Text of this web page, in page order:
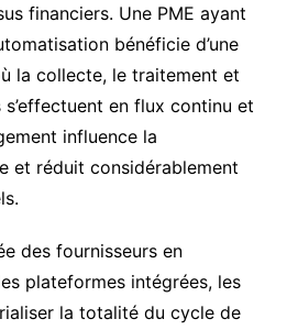
financiers. Une PME ayant
bénéficie d’une
la collecte, le traitement et
s’effectuent en flux continu et
influence la
et réduit considérablement
des fournisseurs en
plateformes intégrées, les
la totalité du cycle de